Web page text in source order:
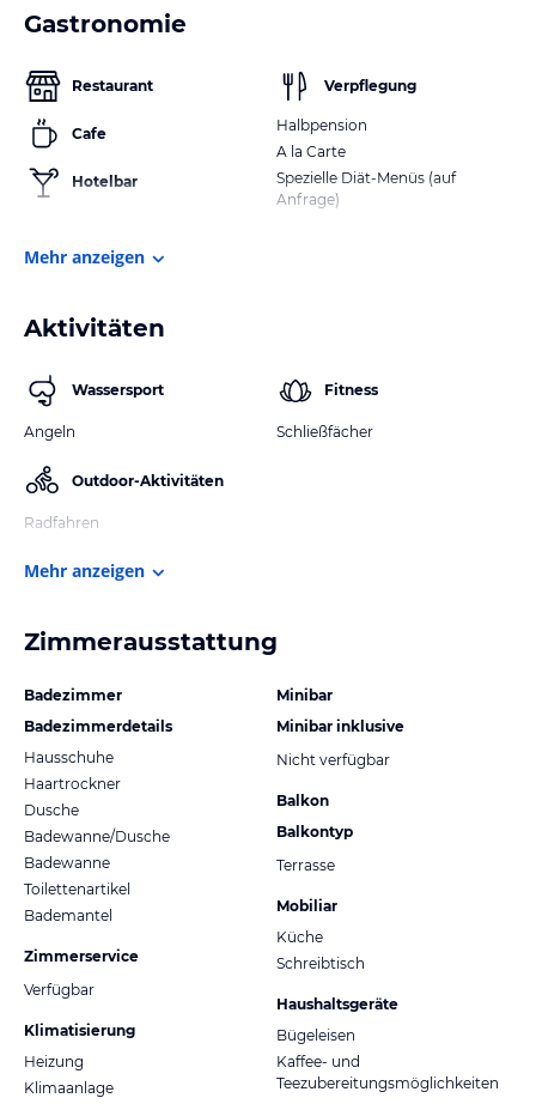
Gastronomie
Restaurant
Cafe
Hotelbar
Verpflegung
Halbpension
A la Carte
Spezielle Diät-Menüs (auf
Anfrage)
Mehr anzeigen
Aktivitäten
Wassersport
Angeln
Outdoor-Aktivitäten
Radfahren
Fitness
Schließfächer
Mehr anzeigen
Zimmerausstattung
Badezimmer
Badezimmerdetails
Hausschuhe
Haartrockner
Dusche
Badewanne/Dusche
Badewanne
Toilettenartikel
Bademantel
Zimmerservice
Verfügbar
Klimatisierung
Heizung
Klimaanlage
Minibar
Minibar inklusive
Nicht verfügbar
Balkon
Balkontyp
Terrasse
Mobiliar
Küche
Schreibtisch
Haushaltsgeräte
Bügeleisen
Kaffee- und
Teezubereitungsmöglichkeiten